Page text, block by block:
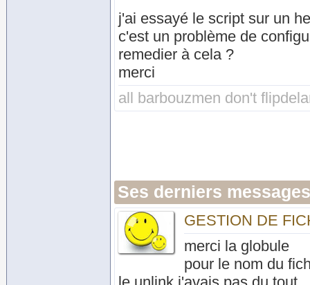
j'ai essayé le script sur un
c'est un problème de
remedier à cela ?
merci
all barbouzmen don't
Ses derniers
GESTION DE
merci la globule
pour le nom du